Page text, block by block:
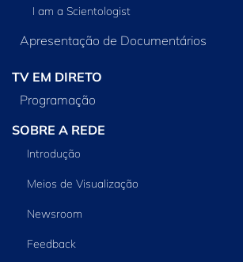
I am a Scientologist
Apresentação de Documentários
TV EM DIRETO
Programação
SOBRE A REDE
Introdução
Meios de Visualização
Newsroom
Feedback